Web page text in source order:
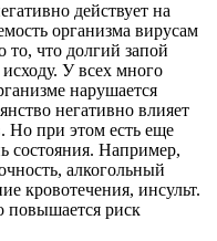
действует на
организма вирусам
что долгий запой
У всех много
нарушается
негативно влияет
Но при этом есть еще
состояния. Например,
алкогольный
кровотечения, инсульт.
повышается риск